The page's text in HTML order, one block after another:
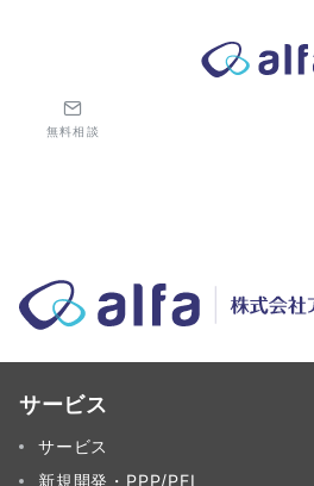
無料相談
株式会社アルファコンサルティン
サービス
サービス
新規開発・PPP/PFI